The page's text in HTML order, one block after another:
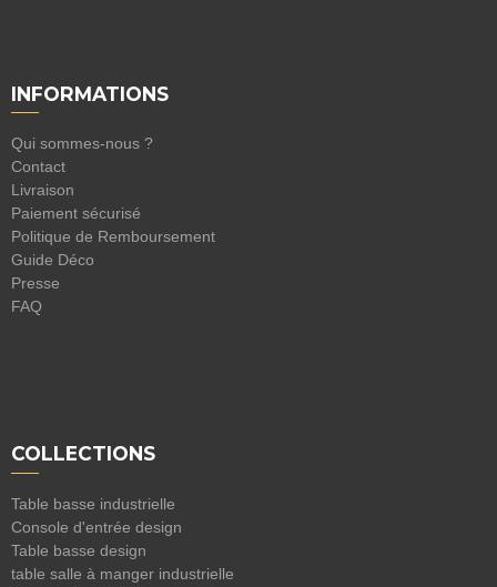
INFORMATIONS
Qui sommes-nous ?
Contact
Livraison
Paiement sécurisé
Politique de Remboursement
Guide Déco
Presse
FAQ
COLLECTIONS
Table basse industrielle
Console d'entrée design
Table basse design
table salle à manger industrielle